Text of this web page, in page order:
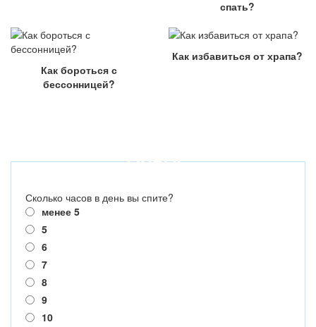
спать?
Как бороться с
бессонницей?
Как избавиться от храпа?
ОПРОС
Сколько часов в день вы спите?
менее 5
5
6
7
8
9
10